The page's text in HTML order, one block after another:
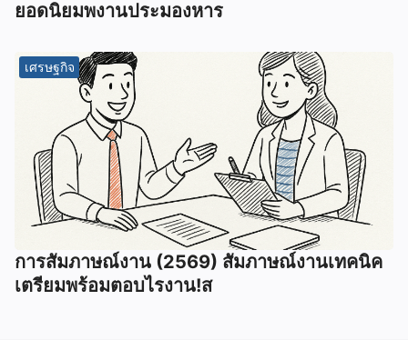
ยอดนิยมพงานประมองหาร
เศรษฐกิจ
การสัมภาษณ์งาน (2569) สัมภาษณ์งานเทคนิค
เตรียมพร้อมตอบไรงาน!ส